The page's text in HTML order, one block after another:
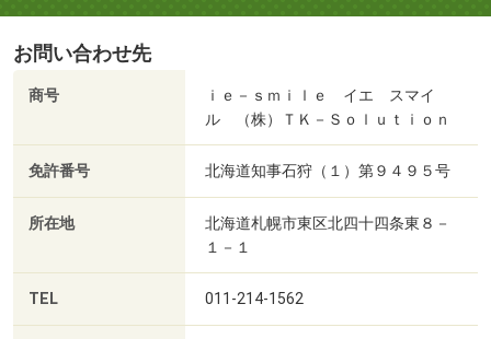
お問い合わせ先
商号
ｉｅ－ｓｍｉｌｅ イエ スマイ
ル （株）ＴＫ－Ｓｏｌｕｔｉｏｎ
免許番号 北海道知事石狩（１）第９４９５号
所在地
北海道札幌市東区北四十四条東８－
１－１
TEL 011-214-1562